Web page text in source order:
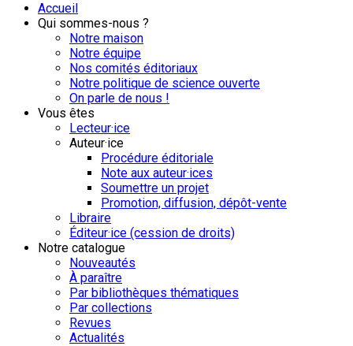
Accueil
Qui sommes-nous ?
Notre maison
Notre équipe
Nos comités éditoriaux
Notre politique de science ouverte
On parle de nous !
Vous êtes
Lecteur·ice
Auteur·ice
Procédure éditoriale
Note aux auteur·ices
Soumettre un projet
Promotion, diffusion, dépôt-vente
Libraire
Éditeur·ice (cession de droits)
Notre catalogue
Nouveautés
À paraître
Par bibliothèques thématiques
Par collections
Revues
Actualités